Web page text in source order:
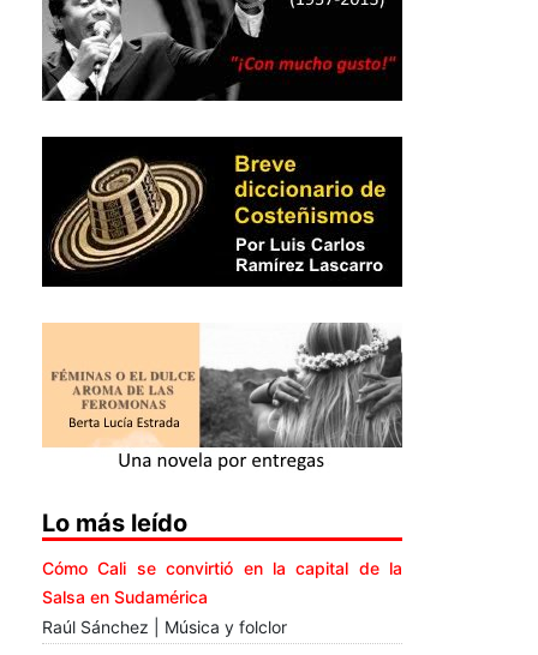
Lo más leído
Cómo Cali se convirtió en la capital de la
Salsa en Sudamérica
Raúl Sánchez | Música y folclor